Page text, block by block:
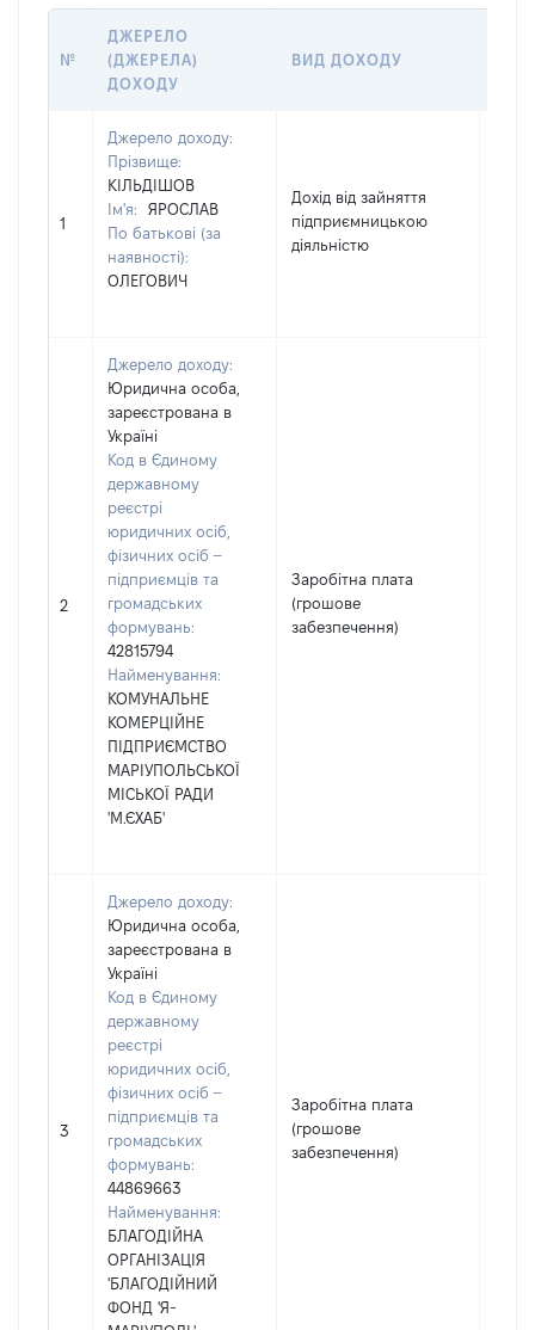
№
ДЖЕРЕЛО
(ДЖЕРЕЛА)
ДОХОДУ
ВИД ДОХОДУ
1
Джерело доходу:
Прізвище:
КІЛЬДІШОВ
Ім'я:
ЯРОСЛАВ
По батькові (за
наявності):
ОЛЕГОВИЧ
Дохід від зайняття
підприємницькою
діяльністю
2
Джерело доходу:
Юридична особа,
зареєстрована в
Україні
Код в Єдиному
державному
реєстрі
юридичних осіб,
фізичних осіб –
підприємців та
громадських
формувань:
42815794
Найменування:
КОМУНАЛЬНЕ
КОМЕРЦІЙНЕ
ПІДПРИЄМСТВО
МАРІУПОЛЬСЬКОЇ
МІСЬКОЇ РАДИ
'М.ЄХАБ'
Заробітна плата
(грошове
забезпечення)
3
Джерело доходу:
Юридична особа,
зареєстрована в
Україні
Код в Єдиному
державному
реєстрі
юридичних осіб,
фізичних осіб –
підприємців та
громадських
формувань:
44869663
Найменування:
БЛАГОДІЙНА
ОРГАНІЗАЦІЯ
'БЛАГОДІЙНИЙ
ФОНД 'Я-
Заробітна плата
(грошове
забезпечення)